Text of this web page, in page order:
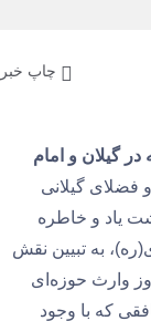
چاپ خبر
گیلان و امام
گیلانی
یاد و خاطره
به تبیین نقش
وارث حوزه‌ای
که با وجود